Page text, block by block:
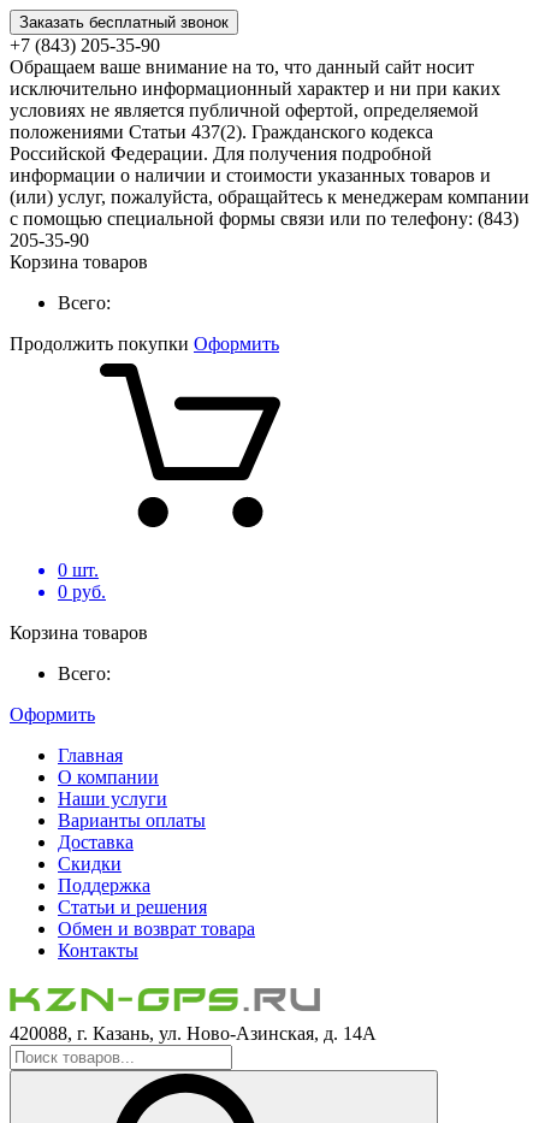
Заказать бесплатный звонок
+7 (843) 205-35-90
Обращаем ваше внимание на то, что данный сайт носит
исключительно информационный характер и ни при каких
условиях не является публичной офертой, определяемой
положениями Статьи 437(2). Гражданского кодекса
Российской Федерации. Для получения подробной
информации о наличии и стоимости указанных товаров и
(или) услуг, пожалуйста, обращайтесь к менеджерам компании
с помощью специальной формы связи или по телефону: (843)
205-35-90
Корзина товаров
Всего:
Продолжить покупки Оформить
0 шт.
0 руб.
Корзина товаров
Всего:
Оформить
Главная
О компании
Наши услуги
Варианты оплаты
Доставка
Скидки
Поддержка
Статьи и решения
Обмен и возврат товара
Контакты
420088, г. Казань, ул. Ново-Азинская, д. 14А